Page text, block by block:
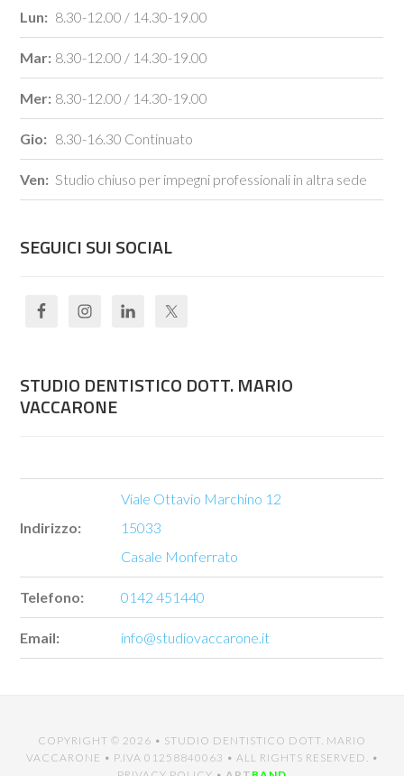
Lun: 8.30-12.00 / 14.30-19.00
Mar: 8.30-12.00 / 14.30-19.00
Mer: 8.30-12.00 / 14.30-19.00
Gio: 8.30-16.30 Continuato
Ven: Studio chiuso per impegni professionali in altra sede
SEGUICI SUI SOCIAL
STUDIO DENTISTICO DOTT. MARIO
VACCARONE
Indirizzo:
Viale Ottavio Marchino 12
15033
Casale Monferrato
Telefono: 0142 451440
Email: info@studiovaccarone.it
COPYRIGHT © 2026 • STUDIO DENTISTICO DOTT. MARIO
VACCARONE • P.IVA 01258840063 • ALL RIGHTS RESERVED. •